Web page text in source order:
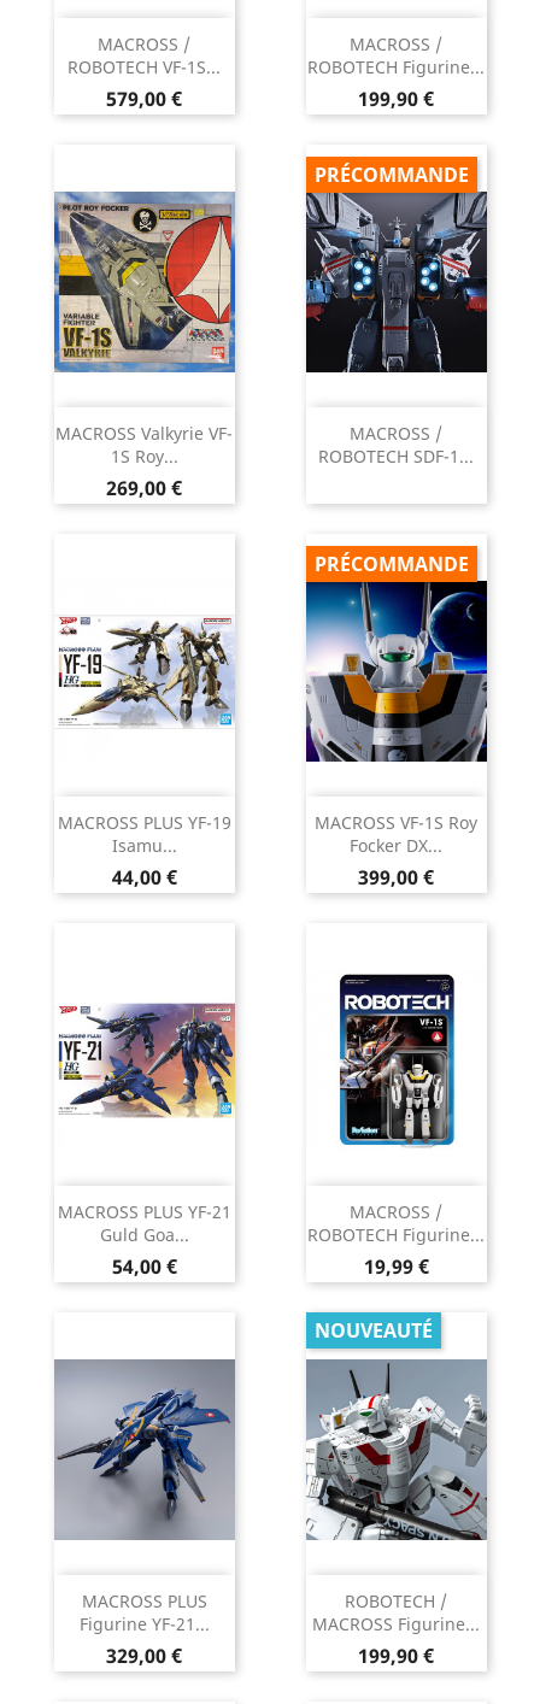
MACROSS /
ROBOTECH VF-1S...
Prix
579,00 €
MACROSS /
ROBOTECH Figurine...
Prix
199,90 €
MACROSS Valkyrie VF-
1S Roy...
Prix
269,00 €
MACROSS /
ROBOTECH SDF-1...
PRÉCOMMANDE
MACROSS PLUS YF-19
Isamu...
Prix
44,00 €
MACROSS VF-1S Roy
Focker DX...
Prix
399,00 €
PRÉCOMMANDE
MACROSS PLUS YF-21
Guld Goa...
Prix
54,00 €
MACROSS /
ROBOTECH Figurine...
Prix
19,99 €
MACROSS PLUS
Figurine YF-21...
Prix
329,00 €
ROBOTECH /
MACROSS Figurine...
Prix
199,90 €
NOUVEAUTÉ